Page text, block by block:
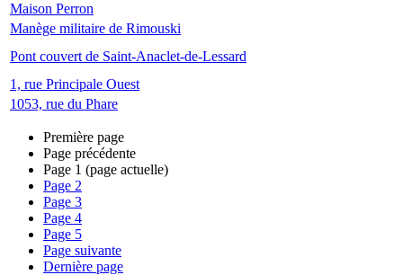
Maison Perron
Manège militaire de Rimouski
Pont couvert de Saint-Anaclet-de-Lessard
1, rue Principale Ouest
1053, rue du Phare
Première page
Page précédente
Page 1 (page actuelle)
Page 2
Page 3
Page 4
Page 5
Page suivante
Dernière page